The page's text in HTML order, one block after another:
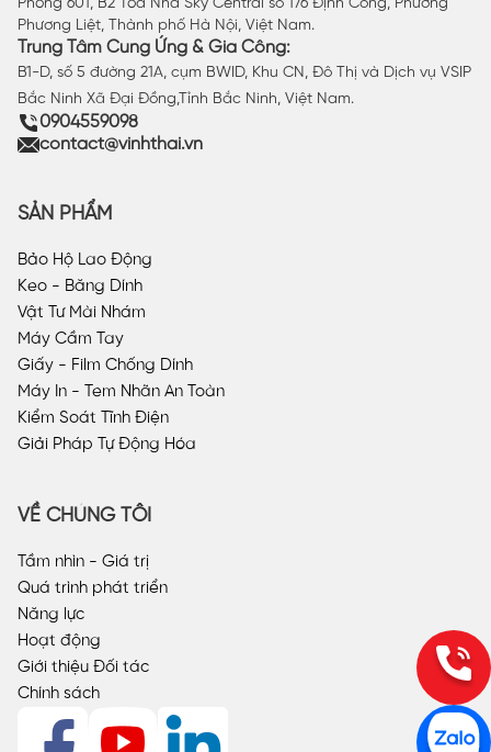
Phòng 601, B2 Tòa Nhà Sky Central số 176 Định Công, Phường
Phương Liệt, Thành phố Hà Nội, Việt Nam.
Trung Tâm Cung Ứng & Gia Công:
B1-D, số 5 đường 21A, cụm BWID, Khu CN, Đô Thị và Dịch vụ VSIP
Bắc Ninh Xã Đại Đồng,Tỉnh Bắc Ninh, Việt Nam.
0904559098
contact@vinhthai.vn
SẢN PHẨM
Bảo Hộ Lao Động
Keo - Băng Dính
Vật Tư Mài Nhám
Máy Cầm Tay
Giấy - Film Chống Dính
Máy In - Tem Nhãn An Toàn
Kiểm Soát Tĩnh Điện
Giải Pháp Tự Động Hóa
VỀ CHÚNG TÔI
Tầm nhìn - Giá trị
Quá trình phát triển
Năng lực
Hoạt động
Giới thiệu Đối tác
Chính sách